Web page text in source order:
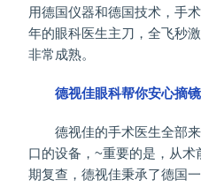
用德国仪器和德国技术，手
年的眼科医生主刀，全飞秒
非常成熟。
德视佳眼科帮你安心摘镜
德视佳的手术医生全部来
口的设备，~重要的是，从
期复查，德视佳秉承了德国